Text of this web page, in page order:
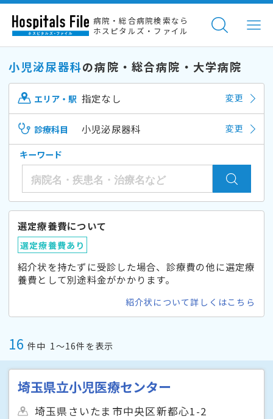
病院・総合病院検索なら
ホスピタルズ・ファイル
小児泌尿器科の病院・総合病院・大学病院
エリア・駅 指定なし 変更
診療科目 小児泌尿器科 変更
キーワード
選定療養費について
選定療養費あり
紹介状を持たずに受診した場合、診療費の他に選定療
養費として別途料金がかかります。
紹介状について詳しくはこちら
16 件中 1〜16件を表示
埼玉県立小児医療センター
埼玉県さいたま市中央区新都心1-2